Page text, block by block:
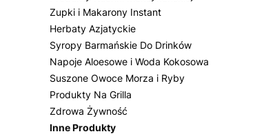
Zupki i Makarony Instant
Herbaty Azjatyckie
Syropy Barmańskie Do Drinków
Napoje Aloesowe i Woda Kokosowa
Suszone Owoce Morza i Ryby
Produkty Na Grilla
Zdrowa Żywność
Inne Produkty